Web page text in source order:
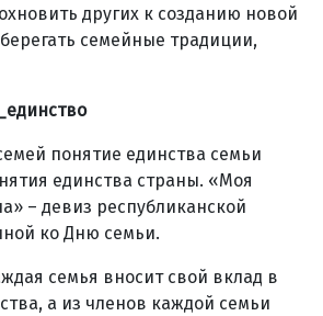
других к созданию новой
семейные традиции,
понятие единства семьи
единства страны. «Моя
– девиз республиканской
ко Дню семьи.
семья вносит свой вклад в
а из членов каждой семьи